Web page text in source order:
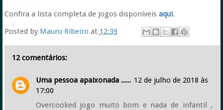
Confira a lista completa de jogos disponíveis aqui.
Posted by Mauro Ribeiro at 12:39
12 comentários:
Uma pessoa apaixonada ..... 12 de julho de 2018 às
17:00
Overcooked jogo muito bom e nada de infantil ,